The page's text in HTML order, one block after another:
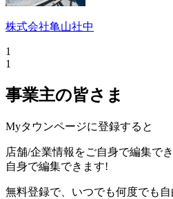
株式会社亀山社中
1
1
事業主の皆さま
Myタウンページに登録すると
店舗/企業情報をご自身で編集で
自身で編集できます!
無料登録で、いつでも何度でも自